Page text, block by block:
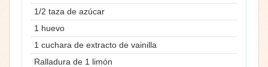
1/2 taza de azúcar
1 huevo
1 cuchara de extracto de vainilla
Ralladura de 1 limón